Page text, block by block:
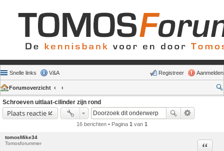
Snelle links V&A Aanmelden
Registreer
Forumoverzicht
Schroeven uitlaat-cilinder zijn rond
Plaats reactie
16 berichten • Pagina 1 van 1
tomosMike34
Tomosforummer
Citeer